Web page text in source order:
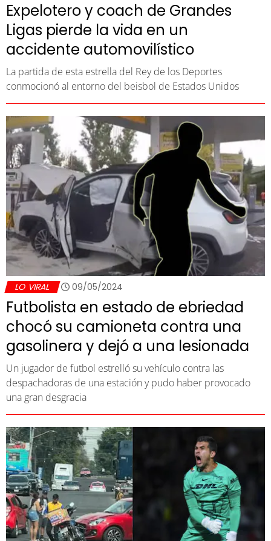
Expelotero y coach de Grandes
Ligas pierde la vida en un
accidente automovilístico
La partida de esta estrella del Rey de los Deportes
conmocionó al entorno del beisbol de Estados Unidos
LO VIRAL 09/05/2024
Futbolista en estado de ebriedad
chocó su camioneta contra una
gasolinera y dejó a una lesionada
Un jugador de futbol estrelló su vehículo contra las
despachadoras de una estación y pudo haber provocado
una gran desgracia